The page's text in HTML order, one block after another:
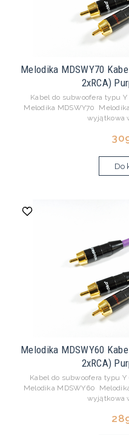
Melodika MDSWY70
2xRCA)
Kabel do subwoofera typu
Melodika MDSWY70
wyjątkowa
Do
Melodika MDSWY60
2xRCA)
Kabel do subwoofera typu Y
Melodika MDSWY60
wyjątkowa